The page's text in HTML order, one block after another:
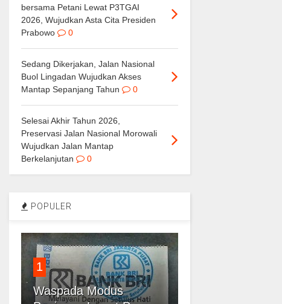
bersama Petani Lewat P3TGAI
2026, Wujudkan Asta Cita Presiden
Prabowo
0
Sedang Dikerjakan, Jalan Nasional
Buol Lingadan Wujudkan Akses
Mantap Sepanjang Tahun
0
Selesai Akhir Tahun 2026,
Preservasi Jalan Nasional Morowali
Wujudkan Jalan Mantap
Berkelanjutan
0
POPULER
1
Waspada Modus